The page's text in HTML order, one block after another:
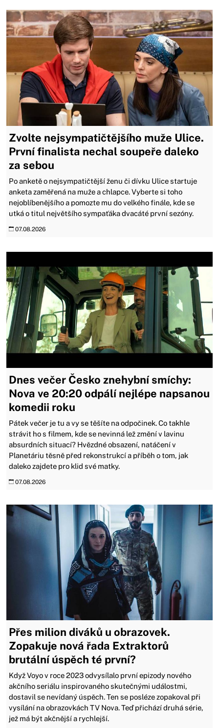
Zvolte nejsympatičtějšího muže Ulice.
První finalista nechal soupeře daleko
za sebou
Po anketě o nejsympatičtější ženu či dívku Ulice startuje
anketa zaměřená na muže a chlapce. Vyberte si toho
nejoblíbenějšího a pomozte mu do velkého finále, kde se
utká o titul největšího sympaťáka dvacáté první sezóny.
07.08.2026
Dnes večer Česko znehybní smíchy:
Nova ve 20:20 odpálí nejlépe napsanou
komedii roku
Pátek večer je tu a vy se těšíte na odpočinek. Co takhle
strávit ho s filmem, kde se nevinná lež změní v lavinu
absurdních situací? Hvězdné obsazení, natáčení v
Planetáriu těsně před rekonstrukcí a příběh o tom, jak
daleko zajdete pro klid své matky.
07.08.2026
Přes milion diváků u obrazovek.
Zopakuje nová řada Extraktorů
brutální úspěch té první?
Když Voyo v roce 2023 odvysílalo první epizody nového
akčního seriálu inspirovaného skutečnými událostmi,
dostavil se nevídaný úspěch. Ten se posléze zopakoval při
vysílání na obrazovkách TV Nova. Teď přichází druhá série,
jež má být akčnější a rychlejší.